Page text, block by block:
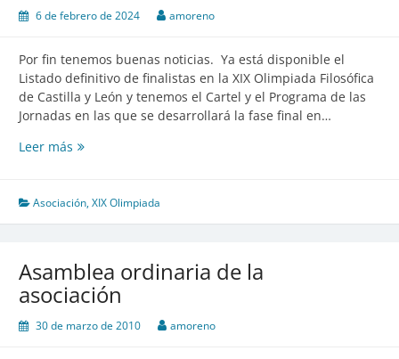
6 de febrero de 2024 amoreno
Por fin tenemos buenas noticias. Ya está disponible el
Listado definitivo de finalistas en la XIX Olimpiada Filosófica
de Castilla y León y tenemos el Cartel y el Programa de las
Jornadas en las que se desarrollará la fase final en…
Leer más Listado
finalistas
de
Olimpiada
Filosófica
Castilla
Asociación,XIX Olimpiada
Asamblea ordinaria de la
asociación
30 de marzo de 2010 amoreno